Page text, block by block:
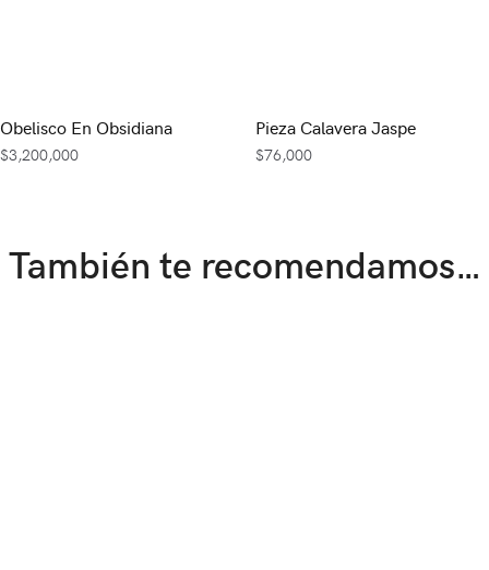
Obelisco En Obsidiana
$3,200,000
Pieza Calavera Jaspe
$76,000
También te recomendamos…